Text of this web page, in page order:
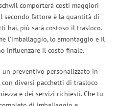
comporterà costi maggiori
secondo fattore è la quantità di
hai, più sarà costoso il trasloco.
l’imballaggio, lo smontaggio e il
influenzare il costo finale.
un preventivo personalizzato in
con diversi pacchetti di trasloco
e dei servizi richiesti. Che tu